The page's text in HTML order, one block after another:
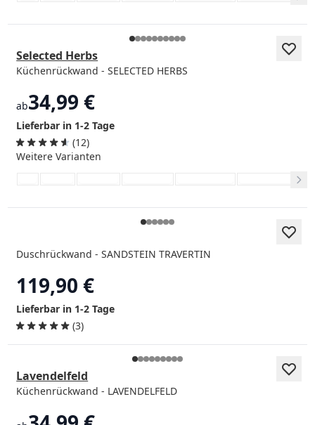
Selected Herbs
Küchenrückwand - SELECTED HERBS
ab34,99 €
Lieferbar in 1-2 Tage
(12)
Weitere Varianten
Duschrückwand - SANDSTEIN TRAVERTIN
119,90 €
Lieferbar in 1-2 Tage
(3)
Lavendelfeld
Küchenrückwand - LAVENDELFELD